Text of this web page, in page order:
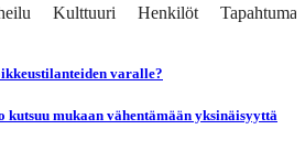
Kulttuuri Henkilöt Tapahtumat
varalle?
kutsuu mukaan vähentämään yksinäisyyttä